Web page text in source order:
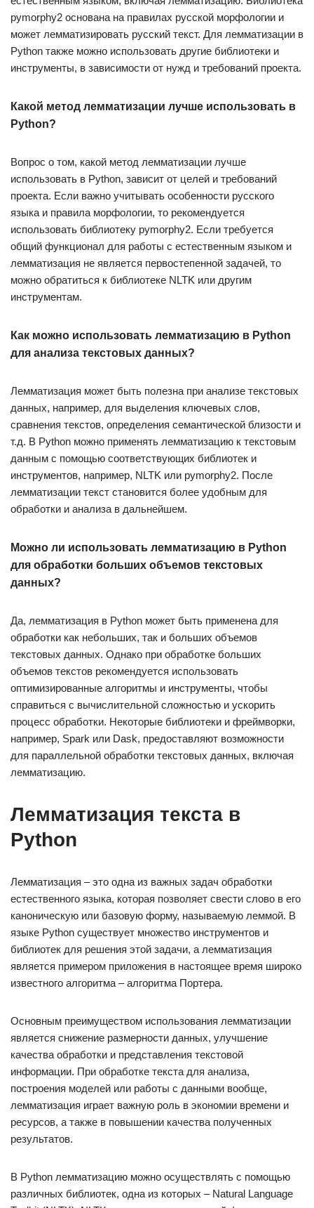
pymorphy2 основана на правилах русской морфологии и
может лемматизировать русский текст. Для лемматизации в
Python также можно использовать другие библиотеки и
инструменты, в зависимости от нужд и требований проекта.
Какой метод лемматизации лучше использовать в
Python?
Вопрос о том, какой метод лемматизации лучше
использовать в Python, зависит от целей и требований
проекта. Если важно учитывать особенности русского
языка и правила морфологии, то рекомендуется
использовать библиотеку pymorphy2. Если требуется
общий функционал для работы с естественным языком и
лемматизация не является первостепенной задачей, то
можно обратиться к библиотеке NLTK или другим
инструментам.
Как можно использовать лемматизацию в Python
для анализа текстовых данных?
Лемматизация может быть полезна при анализе текстовых
данных, например, для выделения ключевых слов,
сравнения текстов, определения семантической близости и
т.д. В Python можно применять лемматизацию к текстовым
данным с помощью соответствующих библиотек и
инструментов, например, NLTK или pymorphy2. После
лемматизации текст становится более удобным для
обработки и анализа в дальнейшем.
Можно ли использовать лемматизацию в Python
для обработки больших объемов текстовых
данных?
Да, лемматизация в Python может быть применена для
обработки как небольших, так и больших объемов
текстовых данных. Однако при обработке больших
объемов текстов рекомендуется использовать
оптимизированные алгоритмы и инструменты, чтобы
справиться с вычислительной сложностью и ускорить
процесс обработки. Некоторые библиотеки и фреймворки,
например, Spark или Dask, предоставляют возможности
для параллельной обработки текстовых данных, включая
лемматизацию.
Лемматизация текста в
Python
Лемматизация – это одна из важных задач обработки
естественного языка, которая позволяет свести слово в его
каноническую или базовую форму, называемую леммой. В
языке Python существует множество инструментов и
библиотек для решения этой задачи, а лемматизация
является примером приложения в настоящее время широко
известного алгоритма – алгоритма Портера.
Основным преимуществом использования лемматизации
является снижение размерности данных, улучшение
качества обработки и представления текстовой
информации. При обработке текста для анализа,
построения моделей или работы с данными вообще,
лемматизация играет важную роль в экономии времени и
ресурсов, а также в повышении качества полученных
результатов.
В Python лемматизацию можно осуществлять с помощью
различных библиотек, одна из которых – Natural Language